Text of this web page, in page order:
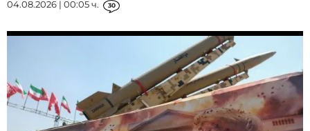
04.08.2026 | 00:05 ч. 30